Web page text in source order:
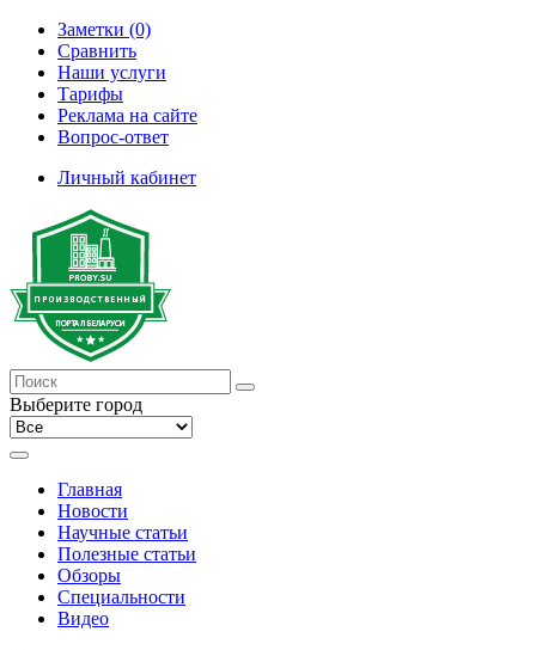
Заметки (0)
Сравнить
Наши услуги
Тарифы
Реклама на сайте
Вопрос-ответ
Личный кабинет
Выберите город
Главная
Новости
Научные статьи
Полезные статьи
Обзоры
Специальности
Видео